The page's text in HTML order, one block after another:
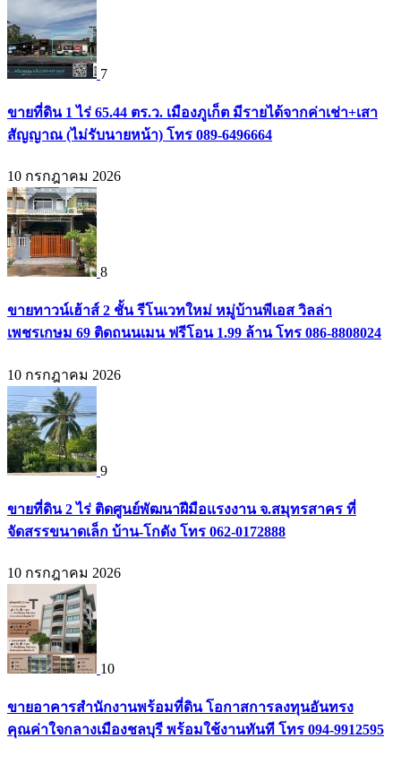
7
ขายที่ดิน 1 ไร่ 65.44 ตร.ว. เมืองภูเก็ต มีรายได้จากค่าเช่า+เสา
สัญญาณ (ไม่รับนายหน้า) โทร 089-6496664
10 กรกฎาคม 2026
8
ขายทาวน์เฮ้าส์ 2 ชั้น รีโนเวทใหม่ หมู่บ้านพีเอส วิลล่า
เพชรเกษม 69 ติดถนนเมน ฟรีโอน 1.99 ล้าน โทร 086-8808024
10 กรกฎาคม 2026
9
ขายที่ดิน 2 ไร่ ติดศูนย์พัฒนาฝีมือแรงงาน จ.สมุทรสาคร ที่
จัดสรรขนาดเล็ก บ้าน-โกดัง โทร 062-0172888
10 กรกฎาคม 2026
10
ขายอาคารสำนักงานพร้อมที่ดิน โอกาสการลงทุนอันทรง
คุณค่าใจกลางเมืองชลบุรี พร้อมใช้งานทันที โทร 094-9912595